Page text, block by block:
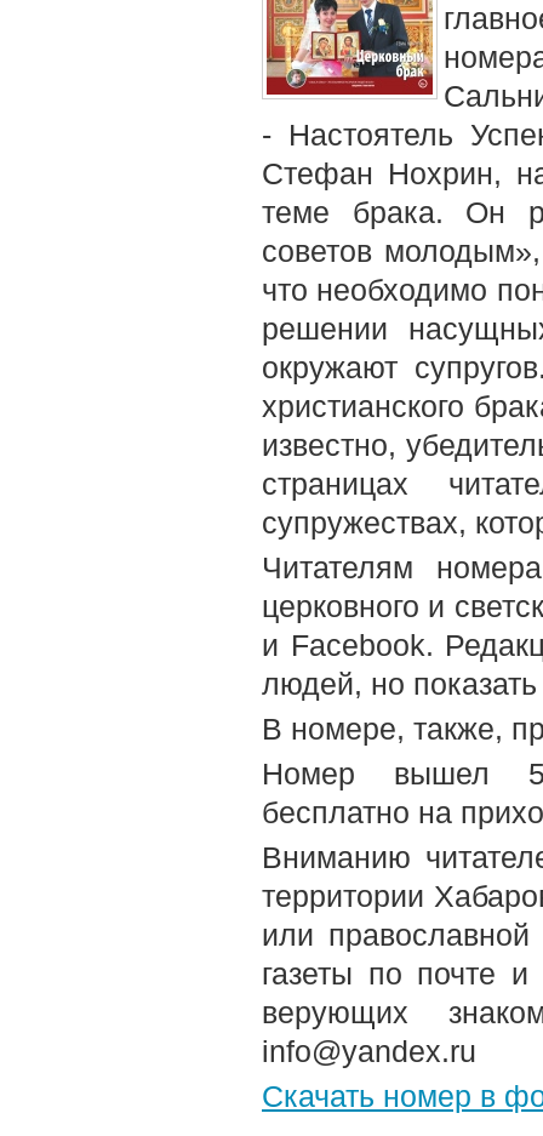
- Настоятель
Стефан Нохрин,
теме брака. Он
советов
что необходимо
решении
окружают
христианского
известно,
страницах
супружествах,
Читателям
церковного и
и Facebook.
людей, но
В номере, также,
Номер вышел 5-
бесплатно на
Вниманию
территории
или
газеты по почте и
верующих
info@yandex.ru
Скачать номер в